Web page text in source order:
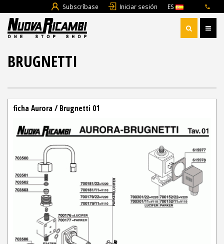
Subscríbase Iniciar sesión ES
BRUGNETTI
ficha Aurora / Brugnetti 01